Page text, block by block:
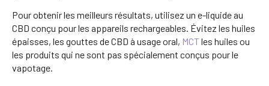
Pour obtenir les meilleurs résultats, utilisez un e-liquide au
CBD conçu pour les appareils rechargeables. Évitez les huiles
épaisses, les gouttes de CBD à usage oral, MCTles huiles ou
les produits qui ne sont pas spécialement conçus pour le
vapotage.